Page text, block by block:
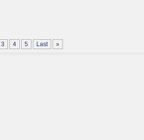
3 4 5 Last »